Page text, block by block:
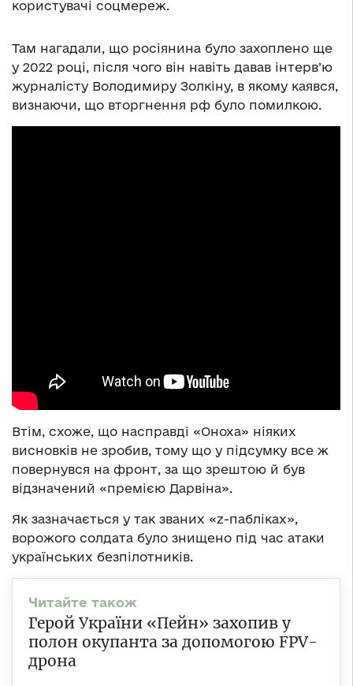
користувачі соцмереж.
Там нагадали, що росіянина було захоплено ще
у 2022 році, після чого він навіть давав інтерв’ю
журналісту Володимиру Золкіну, в якому каявся,
визнаючи, що вторгнення рф було помилкою.
Втім, схоже, що насправді «Оноха» ніяких
висновків не зробив, тому що у підсумку все ж
повернувся на фронт, за що зрештою й був
відзначений «премією Дарвіна».
Як зазначається у так званих «z-пабліках»,
ворожого солдата було знищено під час атаки
українських безпілотників.
Герой України «Пейн» захопив у
полон окупанта за допомогою FPV-
дрона